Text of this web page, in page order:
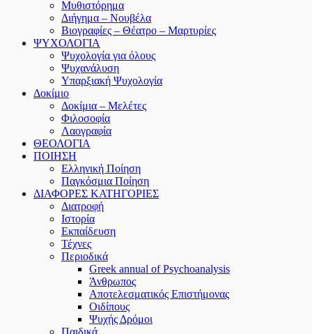
Μυθιστόρημα
Διήγημα – Νουβέλα
Βιογραφίες – Θέατρο – Μαρτυρίες
ΨΥΧΟΛΟΓΙΑ
Ψυχολογία για όλους
Ψυχανάλυση
Υπαρξιακή Ψυχολογία
Δοκίμιο
Δοκίμια – Μελέτες
Φιλοσοφία
Λαογραφία
ΘΕΟΛΟΓΙΑ
ΠΟΙΗΣΗ
Ελληνική Ποίηση
Παγκόσμια Ποίηση
ΔΙΑΦΟΡΕΣ ΚΑΤΗΓΟΡΙΕΣ
Διατροφή
Ιστορία
Εκπαίδευση
Τέχνες
Περιοδικά
Greek annual of Psychoanalysis
Άνθρωπος
Αποτελεσματικός Επιστήμονας
Οιδίπους
Ψυχής Δρόμοι